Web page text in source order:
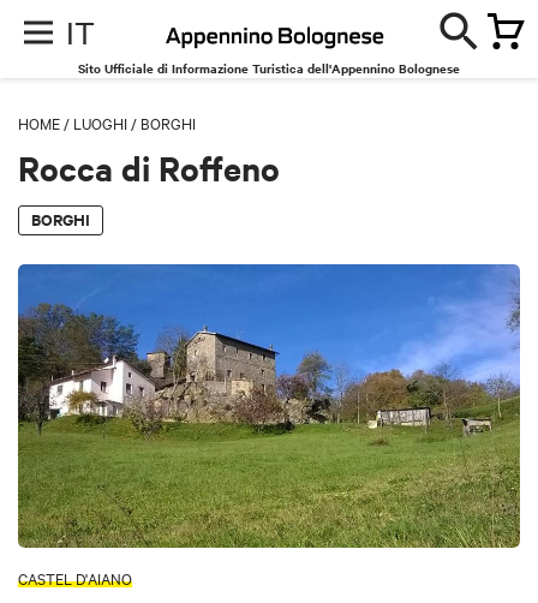
IT
Sito Ufficiale di Informazione Turistica dell'Appennino Bolognese
HOME / LUOGHI / BORGHI
Rocca di Roffeno
BORGHI
CASTEL D'AIANO